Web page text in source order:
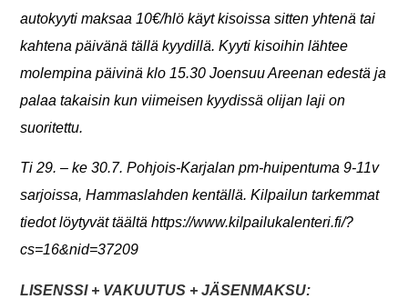
autokyyti maksaa 10€/hlö käyt kisoissa sitten yhtenä tai
kahtena päivänä tällä kyydillä. Kyyti kisoihin lähtee
molempina päivinä klo 15.30 Joensuu Areenan edestä ja
palaa takaisin kun viimeisen kyydissä olijan laji on
suoritettu.
Ti 29. – ke 30.7. Pohjois-Karjalan pm-huipentuma 9-11v
sarjoissa, Hammaslahden kentällä. Kilpailun tarkemmat
tiedot löytyvät täältähttps://www.kilpailukalenteri.fi/?
cs=16&nid=37209
LISENSSI + VAKUUTUS + JÄSENMAKSU: